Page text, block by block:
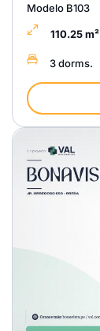
Modelo B103
110.25 m²
3 dorms.